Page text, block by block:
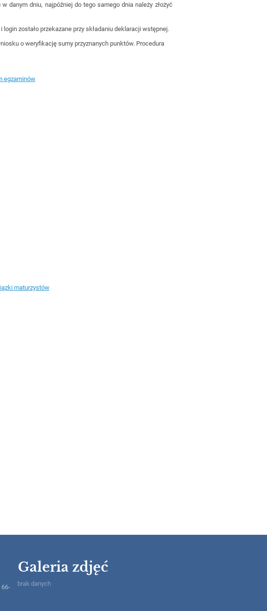
danym dniu, najpóźniej do tego samego dnia należy złożyć
zostało przekazane przy składaniu deklaracji wstępnej.
o weryfikację sumy przyznanych punktów. Procedura
egzaminów
maturzystów
66-
Galeria zdjęć
brak danych